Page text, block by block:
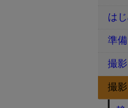
は
準
撮
撮影